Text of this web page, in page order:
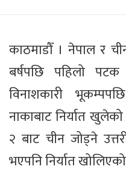
काठमाडौँ । नेपाल र
बर्षपछि पहिलो
विनाशकारी
नाकाबाट निर्यात
२ बाट चीन जोड्ने
भएपनि निर्यात